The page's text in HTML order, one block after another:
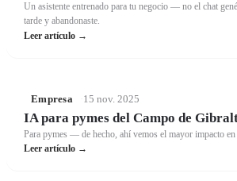
Un asistente entrenado para tu negocio — no el chat
tarde y abandonaste.
Leer artículo →
Empresa 15 nov. 2025
IA para pymes del Campo de
Para pymes — de hecho, ahí vemos el mayor impacto en
Leer artículo →